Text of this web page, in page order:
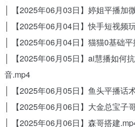
│ 【2025年06月03日】婷姐平播加
│ 【2025年06月04日】快手短视频
│ 【2025年06月04日】猫猫0基础
│ 【2025年06月05日】ai慧播如何
音.mp4
│ 【2025年06月05日】鱼头平播话
│ 【2025年06月06日】大金总宝子
│ 【2025年06月06日】森哥搭建